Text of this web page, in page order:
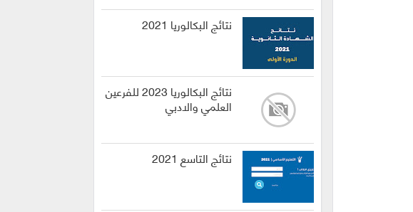
نتائج البكالوريا 2021
نتائج البكالوريا 2023 للفرعين
العلمي والادبي
نتائج التاسع 2021